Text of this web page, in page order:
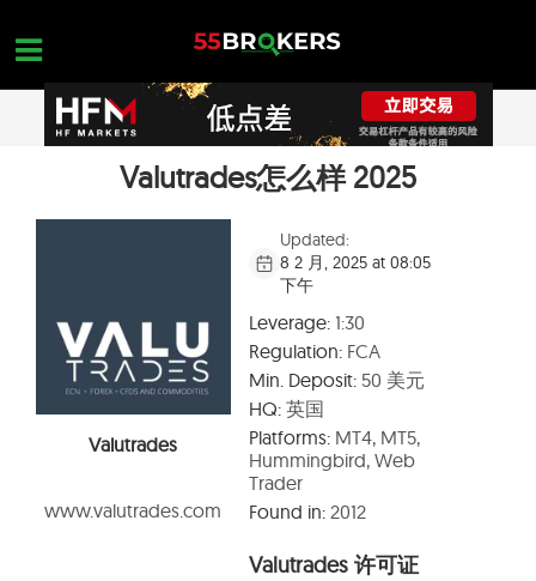
content
正规外汇交易平台
平台查询
开设一个免费账户
Valutrades怎么样 2025
Valutrades
www.valutrades.com
Updated:
8 2 月, 2025 at 08:05
下午
Leverage:1:30
Regulation:FCA
Min. Deposit:50 美元
HQ:英国
Platforms:MT4, MT5,
Hummingbird, Web
Trader
Found in:2012
Valutrades 许可证